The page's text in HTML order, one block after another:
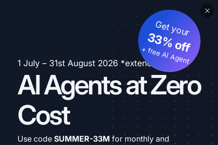
1 July – 31st August 2026 *extended
AI Agents at Zero
Cost
Get your
33% off
+ free AI Agent
Use code SUMMER-33M for monthly and